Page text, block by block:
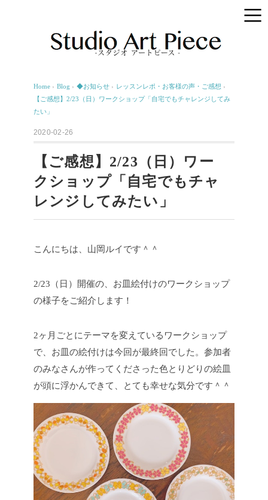
Home › Blog › ◆お知らせ › レッスンレポ・お客様の声・ご感想 ›
【ご感想】2/23（日）ワークショップ「自宅でもチャレンジしてみ
たい」
2020-02-26
【ご感想】2/23（日）ワー
クショップ「自宅でもチャ
レンジしてみたい」
こんにちは、山岡ルイです＾＾
2/23（日）開催の、お皿絵付けのワークショップ
の様子をご紹介します！
2ヶ月ごとにテーマを変えているワークショップ
で、お皿の絵付けは今回が最終回でした。参加者
のみなさんが作ってくださった色とりどりの絵皿
が頭に浮かんできて、とても幸せな気分です＾＾